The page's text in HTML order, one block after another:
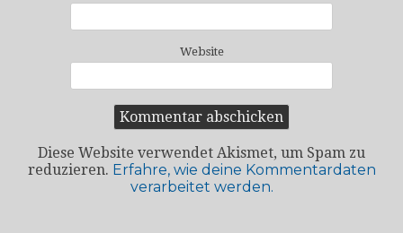
Website
Diese Website verwendet Akismet, um Spam zu
reduzieren. Erfahre, wie deine Kommentardaten
verarbeitet werden.